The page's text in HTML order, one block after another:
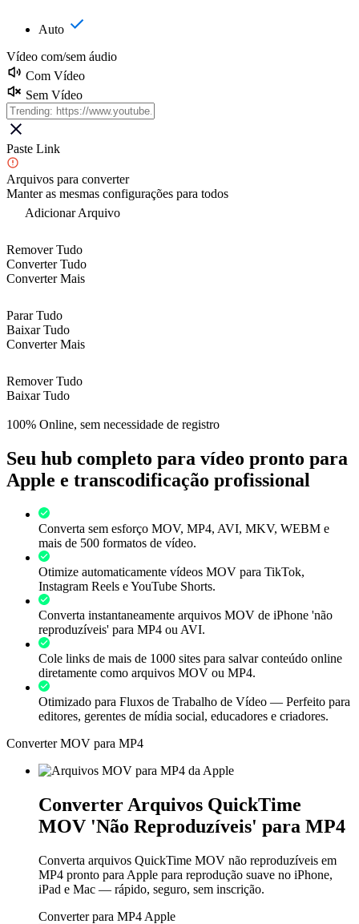
Auto
Vídeo com/sem áudio
Com Vídeo
Sem Vídeo
Paste Link
Arquivos para converter
Manter as mesmas configurações para todos
Adicionar Arquivo
Remover Tudo
Converter Tudo
Converter Mais
Parar Tudo
Baixar Tudo
Converter Mais
Remover Tudo
Baixar Tudo
100% Online, sem necessidade de registro
Seu hub completo para vídeo pronto para
Apple e transcodificação profissional
Converta sem esforço MOV, MP4, AVI, MKV, WEBM e
mais de 500 formatos de vídeo.
Otimize automaticamente vídeos MOV para TikTok,
Instagram Reels e YouTube Shorts.
Converta instantaneamente arquivos MOV de iPhone 'não
reproduzíveis' para MP4 ou AVI.
Cole links de mais de 1000 sites para salvar conteúdo online
diretamente como arquivos MOV ou MP4.
Otimizado para Fluxos de Trabalho de Vídeo — Perfeito para
editores, gerentes de mídia social, educadores e criadores.
Converter MOV para MP4
Converter Arquivos QuickTime
MOV 'Não Reproduzíveis' para MP4
Converta arquivos QuickTime MOV não reproduzíveis em
MP4 pronto para Apple para reprodução suave no iPhone,
iPad e Mac — rápido, seguro, sem inscrição.
Converter para MP4 Apple